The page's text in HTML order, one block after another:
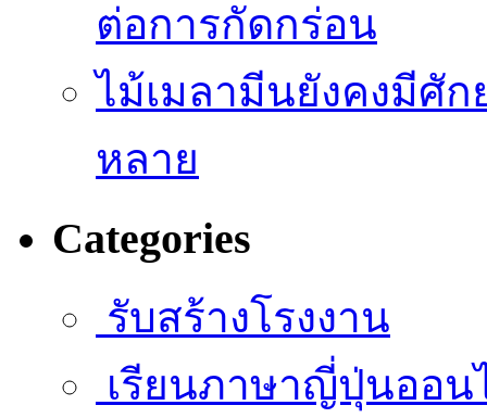
ต่อการกัดกร่อน
ไม้เมลามีนยังคงมีศั
หลาย
Categories
รับสร้างโรงงาน
เรียนภาษาญี่ปุ่นออน